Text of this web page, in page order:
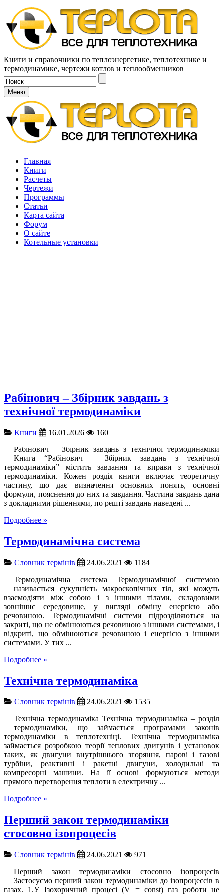
Книги и справочники по теплоэнергетике, теплотехнике и
термодинамике, чертежи котлов и теплообменников
Меню
Главная
Книги
Расчеты
Чертежи
Программы
Статьи
Карта сайта
Форум
О сайте
Котельные установки
Рабінович – Збірник завдань з
технічної термодинаміки
Книги 16.01.2026
160
Рабінович – Збірник завдань з технічної термодинаміки
Книга “Рабінович – Збірник завдань з технічної
термодинаміки” містить завдання та вправи з технічної
термодинаміки. Кожен розділ книги включає теоретичну
частину, що дає визначення основних понять, основні
формули, пояснення до них та завдання. Частина завдань дана
з докладними рішеннями, по решті завдань наведені ...
Подробнее »
Термодинамічна система
Словник термінів 24.06.2021
1184
Термодинамічна система Термодинамічної системою
називається сукупність макроскопічних тіл, які можуть
взаємодіяти між собою і з іншими тілами, складовими
зовнішнє середовище, у вигляді обміну енергією або
речовиною. Термодинамічні системи підрозділяються на
закриті, що не обмінюються речовиною з іншими системами, і
відкриті, що обмінюються речовиною і енергією з іншими
системами. У тих ...
Подробнее »
Технічна термодинаміка
Словник термінів 24.06.2021
1535
Технічна термодинаміка Технічна термодинаміка – розділ
термодинаміки, що займається програмами законів
термодинаміки в теплотехніці. Технічна термодинаміка
займається розробкою теорії теплових двигунів і установок
таких, як двигуни внутрішнього згоряння, парові і газові
турбіни, реактивні і ракетні двигуни, холодильні та
компресорні машини. На її основі формуються методи
прямого перетворення теплоти в електричну ...
Подробнее »
Перший закон термодинаміки
стосовно ізопроцесів
Словник термінів 24.06.2021
971
Перший закон термодинаміки стосовно ізопроцесів
Застосуємо перший закон термодинаміки до ізопроцессів в
газах. 1.У Ізохоричний процесі (V = const) газ роботи не